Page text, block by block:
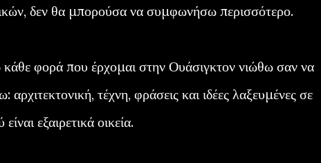
δεν θα μπορούσα να συμφωνήσω περισσότερο.
φορά που έρχομαι στην Ουάσιγκτον νιώθω σαν να
αρχιτεκτονική, τέχνη, φράσεις και ιδέες λαξευμένες σε
εξαιρετικά οικεία.